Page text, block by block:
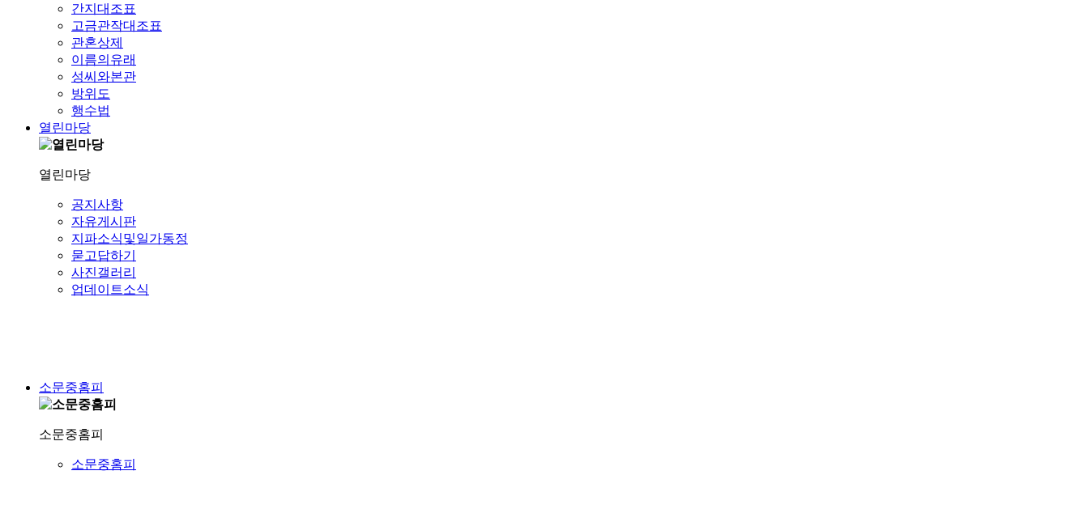
간지대조표
고금관작대조표
관혼상제
이름의유래
성씨와본관
방위도
행수법
열린마당
열린마당
공지사항
자유게시판
지파소식및일가동정
묻고답하기
사진갤러리
업데이트소식
소문중홈피
소문중홈피
소문중홈피